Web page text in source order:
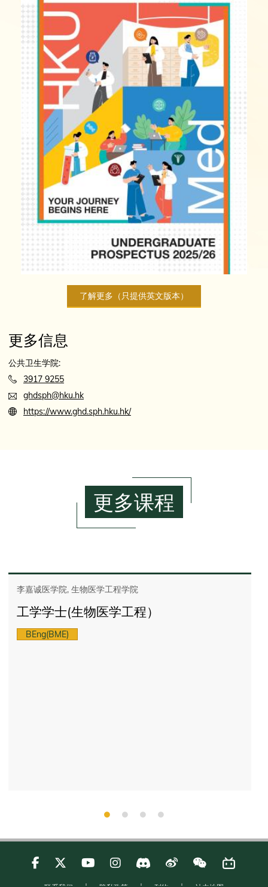
了解更多（只提供英文版本）
更多信息
公共卫生学院:
3917 9255
ghdsph@hku.hk
https://www.ghd.sph.hku.hk/
更多课程
李嘉诚医学院, 生物医学工程学院
工学学士(生物医学工程）
BEng(BME)